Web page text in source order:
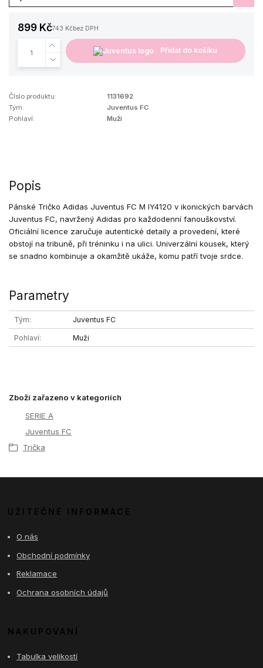
899 Kč743 Kčbez DPH
Přidat do košíku
Číslo produktu:
1131692
Tým:
Juventus FC
Pohlaví:
Muži
Popis
Pánské Tričko Adidas Juventus FC M IY4120 v ikonických barvách
Juventus FC, navržený Adidas pro každodenní fanouškovství.
Oficiální licence zaručuje autentické detaily a provedení, které
obstojí na tribuně, při tréninku i na ulici. Univerzální kousek, který
se snadno kombinuje a okamžitě ukáže, komu patří tvoje srdce.
Parametry
Tým Juventus FC
Pohlaví Muži
Zboží zařazeno v kategoriích
SERIE A
Juventus FC
Trička
UŽITEČNÉ INFORMACE
O nás
Obchodní podmínky
Reklamace
Ochrana osobních údajů
NAKUPOVANÍ
Tabulka velikostí